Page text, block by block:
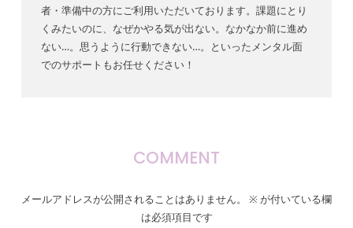
者・準備中の方にご利用いただいております。課題にとり
くみたいのに、なぜかやる気が出ない。なかなか前に進め
ない…。思うように行動できない…。といったメンタル面
でのサポートもお任せください！
COMMENT
メールアドレスが公開されることはありません。 ※ が付いている欄
は必須項目です